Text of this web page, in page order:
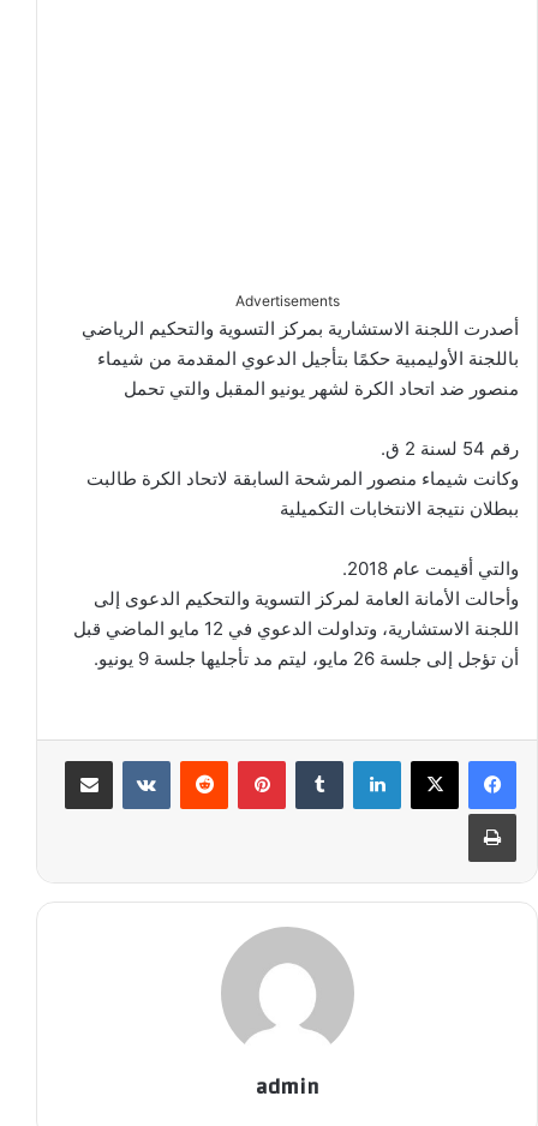
Advertisements
أصدرت اللجنة الاستشارية بمركز التسوية والتحكيم الرياضي
باللجنة الأوليمبية حكمًا بتأجيل الدعوي المقدمة من شيماء
منصور ضد اتحاد الكرة لشهر يونيو المقبل والتي تحمل
رقم 54 لسنة 2 ق.
وكانت شيماء منصور المرشحة السابقة لاتحاد الكرة طالبت
ببطلان نتيجة الانتخابات التكميلية
والتي أقيمت عام 2018.
وأحالت الأمانة العامة لمركز التسوية والتحكيم الدعوى إلى
اللجنة الاستشارية، وتداولت الدعوي في 12 مايو الماضي قبل
أن تؤجل إلى جلسة 26 مايو، ليتم مد تأجليها جلسة 9 يونيو.
لينكدإن بينتيريست
admin